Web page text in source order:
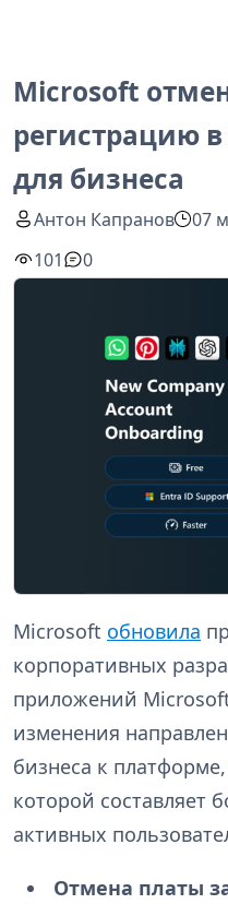
Microsoft
регистрацию
для бизнеса
Антон Капранов
07
101
0
Microsoft обновила
корпоративных
приложений
изменения
бизнеса к
которой составляет
активных
Отмена платы